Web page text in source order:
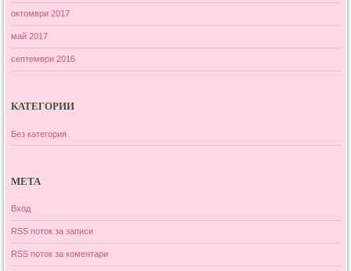
октомври 2017
май 2017
септември 2016
КАТЕГОРИИ
Без категория
МЕТА
Вход
RSS поток за записи
RSS поток за коментари